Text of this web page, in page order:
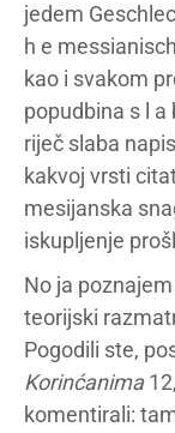
jedem
h e
kao i svakom
popudbina s l a
riječ slaba
kakvoj vrsti
mesijanska
iskupljenje
No ja
teorijski
Pogodili ste,
Korinćanima
komentirali: